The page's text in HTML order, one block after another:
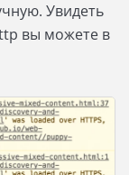
Увидеть
вы можете в